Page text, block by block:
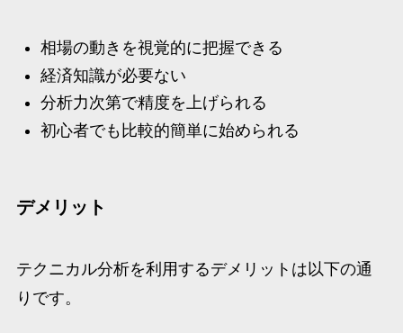
相場の動きを視覚的に把握できる
経済知識が必要ない
分析力次第で精度を上げられる
初心者でも比較的簡単に始められる
デメリット
テクニカル分析を利用するデメリットは以下の通
りです。